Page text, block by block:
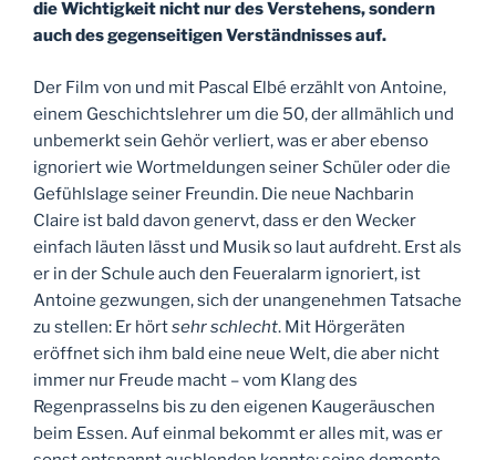
die Wichtigkeit nicht nur des Verstehens, sondern
auch des gegenseitigen Verständnisses auf.
Der Film von und mit Pascal Elbé erzählt von Antoine,
einem Geschichtslehrer um die 50, der allmählich und
unbemerkt sein Gehör verliert, was er aber ebenso
ignoriert wie Wortmeldungen seiner Schüler oder die
Gefühlslage seiner Freundin. Die neue Nachbarin
Claire ist bald davon genervt, dass er den Wecker
einfach läuten lässt und Musik so laut aufdreht. Erst als
er in der Schule auch den Feueralarm ignoriert, ist
Antoine gezwungen, sich der unangenehmen Tatsache
zu stellen: Er hörtsehr schlecht. Mit Hörgeräten
eröffnet sich ihm bald eine neue Welt, die aber nicht
immer nur Freude macht – vom Klang des
Regenprasselns bis zu den eigenen Kaugeräuschen
beim Essen. Auf einmal bekommt er alles mit, was er